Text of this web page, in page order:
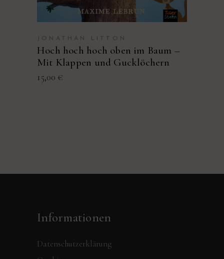
JONATHAN LITTON
Hoch hoch hoch oben im Baum –
Mit Klappen und Gucklöchern
15,00 €
Informationen
Datenschutzerklärung